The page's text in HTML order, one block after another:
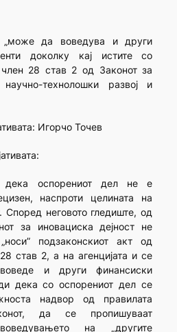
да воведува и други
доколку кај истите со
28 став 2 од Законот за
научно-технолошки развој и
Игорчо Точев
дека оспорениот дел не е
наспроти целината на
Според неговото гледиште, од
за иновациска дејност не
подзаконскиот акт од
став 2, а на агенцијата и се
и други финансиски
дека со оспорениот дел се
надвор од правилата
да се пропишуваат
на „другите